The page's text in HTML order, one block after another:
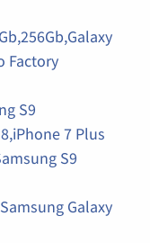
Factory
S9
7 Plus
S9
Galaxy